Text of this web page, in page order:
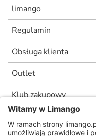
limango
Regulamin
Obsługa klienta
Outlet
Klub zakupowy